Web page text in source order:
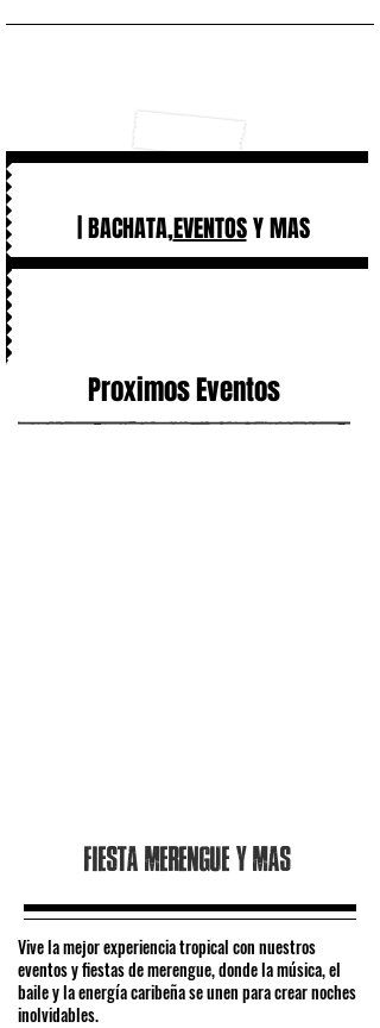
| BACHATA,EVENTOSY MAS
Proximos Eventos
Fiesta merengue y mas
Vive la mejor experiencia tropical con nuestros
eventos y fiestas de merengue, donde la música, el
baile y la energía caribeña se unen para crear noches
inolvidables.